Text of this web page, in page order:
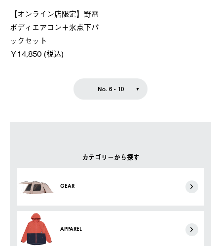
カテゴリーから探す
GEAR
APPAREL
【オンライン店限定】野電
ボディエアコン＋氷点下パ
ックセット
￥14,850 (税込)
No. 6 - 10